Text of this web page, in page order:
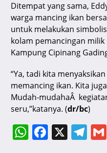
Ditempat yang sama,
warga mancing ikan
untuk melakukan
kolam pemancingan
Kampung Cipinang
“Ya, tadi kita
memancing ikan. Kita
Mudah-mudahaÂ
seru,”katanya. (dr/bc)
W F X T